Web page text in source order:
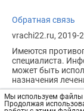
Мы используем файлы
Продолжая
Обратная связь
vrachi22.ru, 2019-
Имеются
специалиста.
может быть
назначения
Возрастное